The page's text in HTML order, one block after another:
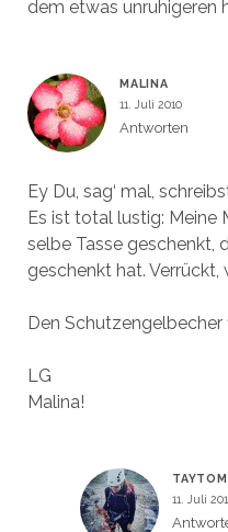
dem etwas unruhigeren
MALINA
11. Juli 2010
Antworten
Ey Du, sag‘ mal,
Es ist total lustig: Meine
selbe Tasse geschenkt,
geschenkt hat. Verrückt,
Den Schutzengelbecher
LG
Malina!
TAYTOM
11. Juli